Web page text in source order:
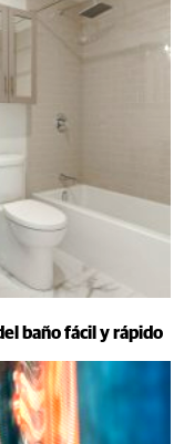
baño fácil y rápido